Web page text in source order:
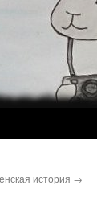
история →